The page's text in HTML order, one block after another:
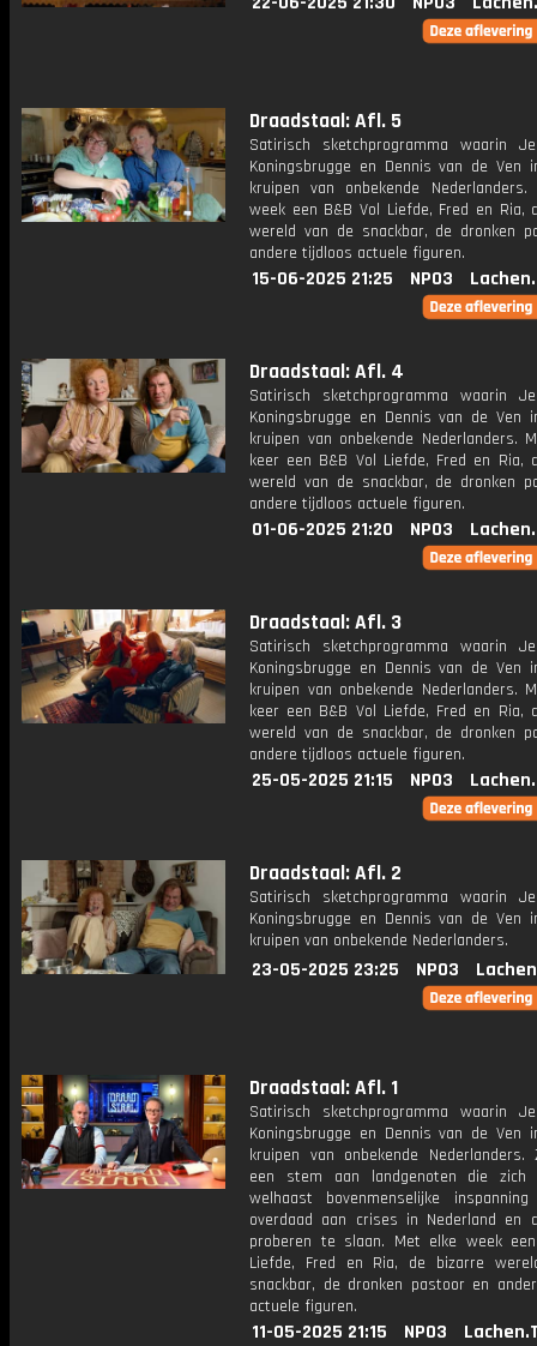
Draadstaal: Afl. 5
Satirisch sketchprogramma waarin
Koningsbrugge en Dennis van de Ven
kruipen van onbekende
week een B&B Vol Liefde, Fred en Ria,
wereld van de snackbar, de dronken
andere tijdloos actuele figuren.
15-06-2025 21:25 NPO3
Draadstaal: Afl. 4
Satirisch sketchprogramma waarin
Koningsbrugge en Dennis van de Ven
kruipen van onbekende Nederlanders.
keer een B&B Vol Liefde, Fred en Ria,
wereld van de snackbar, de dronken
andere tijdloos actuele figuren.
01-06-2025 21:20 NPO3
Draadstaal: Afl. 3
Satirisch sketchprogramma waarin
Koningsbrugge en Dennis van de Ven
kruipen van onbekende Nederlanders.
keer een B&B Vol Liefde, Fred en Ria,
wereld van de snackbar, de dronken
andere tijdloos actuele figuren.
25-05-2025 21:15 NPO3
Draadstaal: Afl. 2
Satirisch sketchprogramma waarin
Koningsbrugge en Dennis van de Ven
kruipen van onbekende Nederlanders.
23-05-2025 23:25 NPO3
Draadstaal: Afl. 1
Satirisch sketchprogramma waarin
Koningsbrugge en Dennis van de Ven
kruipen van onbekende Nederlanders.
een stem aan landgenoten die
welhaast bovenmenselijke
overdaad aan crises in Nederland en
proberen te slaan. Met elke week
Liefde, Fred en Ria, de bizarre
snackbar, de dronken pastoor en
actuele figuren.
11-05-2025 21:15 NPO3